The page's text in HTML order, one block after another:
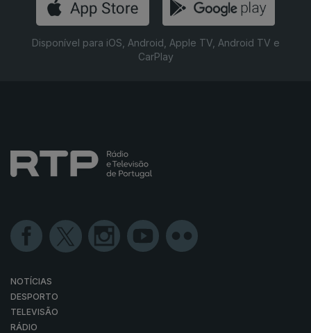
Disponível para iOS, Android, Apple TV, Android TV e
CarPlay
NOTÍCIAS
DESPORTO
TELEVISÃO
RÁDIO